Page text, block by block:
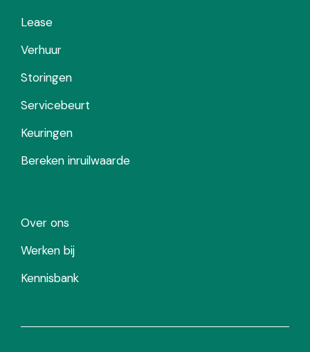
Lease
Verhuur
Storingen
Servicebeurt
Keuringen
Bereken inruilwaarde
Over ons
Werken bij
Kennisbank